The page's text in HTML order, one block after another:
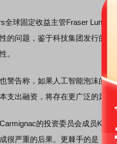
球固定收益主管Fraser Lundie
的问题，鉴于科技集团发行的债
。
告称，如果人工智能泡沫的担
支出融资，将存在更广泛的风险。
的投资委员会成员Kevin
很严重的后果。更棘手的是，其